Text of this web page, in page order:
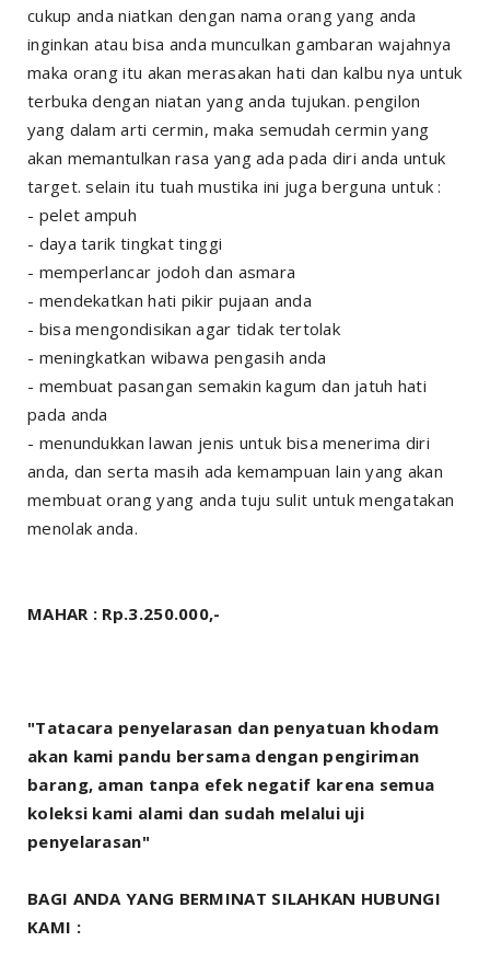
cukup anda niatkan dengan nama orang yang anda
inginkan atau bisa anda munculkan gambaran wajahnya
maka orang itu akan merasakan hati dan kalbu nya untuk
terbuka dengan niatan yang anda tujukan. pengilon
yang dalam arti cermin, maka semudah cermin yang
akan memantulkan rasa yang ada pada diri anda untuk
target. selain itu tuah mustika ini juga berguna untuk :
- pelet ampuh
- daya tarik tingkat tinggi
- memperlancar jodoh dan asmara
- mendekatkan hati pikir pujaan anda
- bisa mengondisikan agar tidak tertolak
- meningkatkan wibawa pengasih anda
- membuat pasangan semakin kagum dan jatuh hati
pada anda
- menundukkan lawan jenis untuk bisa menerima diri
anda, dan serta masih ada kemampuan lain yang akan
membuat orang yang anda tuju sulit untuk mengatakan
menolak anda.
MAHAR : Rp.3.250.000,-
"Tatacara penyelarasan dan penyatuan khodam
akan kami pandu bersama dengan pengiriman
barang, aman tanpa efek negatif karena semua
koleksi kami alami dan sudah melalui uji
penyelarasan"
BAGI ANDA YANG BERMINAT SILAHKAN HUBUNGI
KAMI :